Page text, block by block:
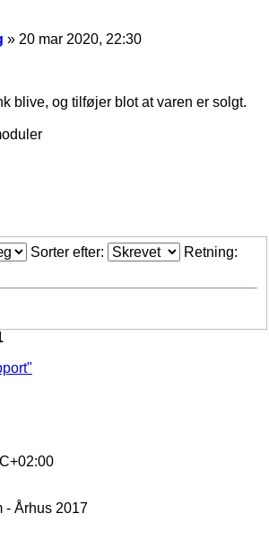
» 20 mar 2020, 22:30
blive, og tilføjer blot at varen er solgt.
Sorter efter: Retning:
- Århus 2017